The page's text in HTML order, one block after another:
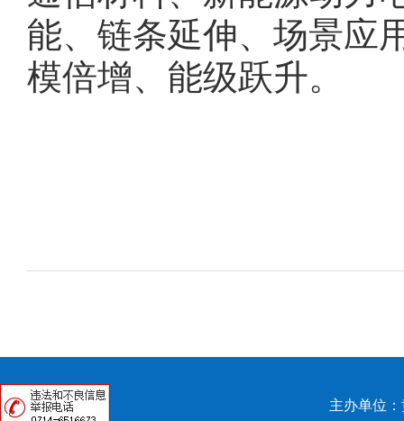
能、链条延伸、场景应
模倍增、能级跃升。
主办单位